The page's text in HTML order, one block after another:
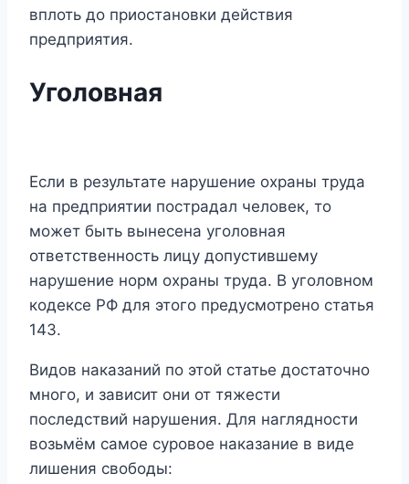
вплоть до приостановки действия
предприятия.
Уголовная
Если в результате нарушение охраны труда
на предприятии пострадал человек, то
может быть вынесена уголовная
ответственность лицу допустившему
нарушение норм охраны труда. В уголовном
кодексе РФ для этого предусмотрено статья
143.
Видов наказаний по этой статье достаточно
много, и зависит они от тяжести
последствий нарушения. Для наглядности
возьмём самое суровое наказание в виде
лишения свободы: